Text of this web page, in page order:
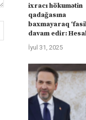
ixracı hökumətin
qadağasına
baxmayaraq
davam edir:
İyul 31, 2025